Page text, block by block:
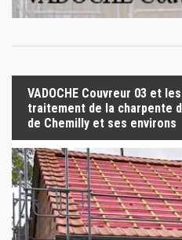
VADOCHE Couvreur 03 et
traitement de la charpente
de Chemilly et ses environs